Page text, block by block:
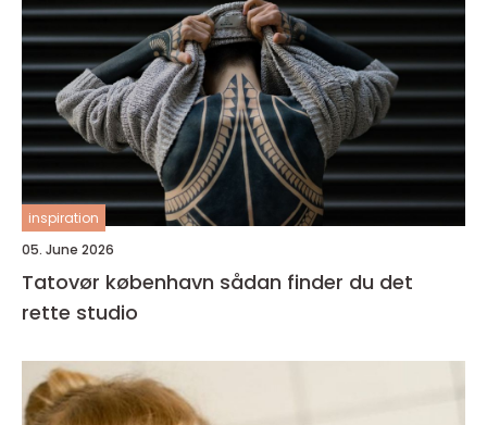
inspiration
05. June 2026
Tatovør københavn sådan finder du det
rette studio